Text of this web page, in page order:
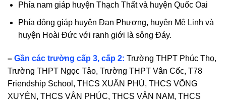
Phía nam giáp huyện Thạch Thấtvà huyện Quốc Oai
Phía đông giáp huyện Đan Phượng, huyện Mê Linh và
huyện Hoài Đứcvới ranh giới là sông Đáy.
– Gần các trường cấp 3, cấp 2: Trường THPT Phúc Thọ,
Trường THPT Ngọc Tảo, Trường THPT Vân Cốc, T78
Friendship School, THCS XUÂN PHÚ, THCS VÕNG
XUYÊN, THCS VÂN PHÚC, THCS VÂN NAM, THCS